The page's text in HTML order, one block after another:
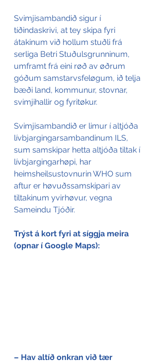
Svimjisambandið sigur í
tíðindaskrivi, at tey skipa fyri
átakinum við hollum stuðli frá
serliga Betri Stuðulsgrunninum,
umframt frá eini røð av øðrum
góðum samstarvsfeløgum, ið telja
bæði land, kommunur, stovnar,
svimjihallir og fyritøkur.
Svimjisambandið er limur í altjóða
lívbjargingarsambandinum ILS,
sum samskipar hetta altjóða tiltak í
lívbjargingarhøpi, har
heimsheilsustovnurin WHO sum
aftur er høvuðssamskipari av
tiltakinum yvirhøvur, vegna
Sameindu Tjóðir.
Trýst á kort fyri at síggja meira
(opnar í Google Maps):
– Hav altíð onkran við tær